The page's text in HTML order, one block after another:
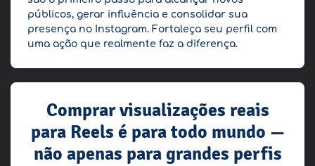
públicos, gerar influência e consolidar sua
presença no Instagram. Fortaleça seu perfil com
uma ação que realmente faz a diferença.
Comprar visualizações reais
para Reels é para todo mundo —
não apenas para grandes perfis